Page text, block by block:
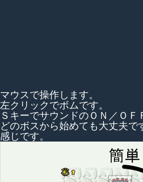
マウスで操作します。
左クリックでボムです。
ＳキーでサウンドのＯＮ／ＯＦ
どのボスから始めても大丈夫
感じです。